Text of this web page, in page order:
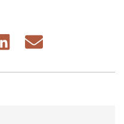
Share
Share